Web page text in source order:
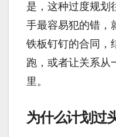
是，这种过度规划
手最容易犯的错，
铁板钉钉的合同，
跑，或者让关系从
里。
为什么计划过